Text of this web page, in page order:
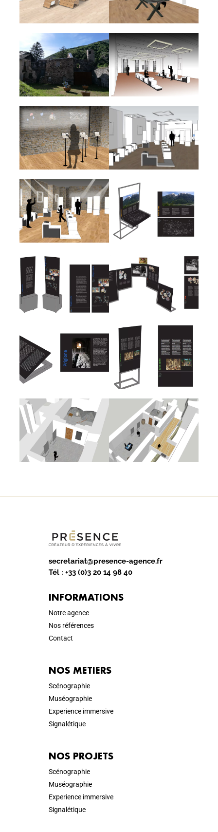
secretariat@presence-agence.fr
Tél : +33 (0)3 20 14 98 40
INFORMATIONS
Notre agence
Nos références
Contact
NOS METIERS
Scénographie
Muséographie
Experience immersive
Signalétique
NOS PROJETS
Scénographie
Muséographie
Experience immersive
Signalétique